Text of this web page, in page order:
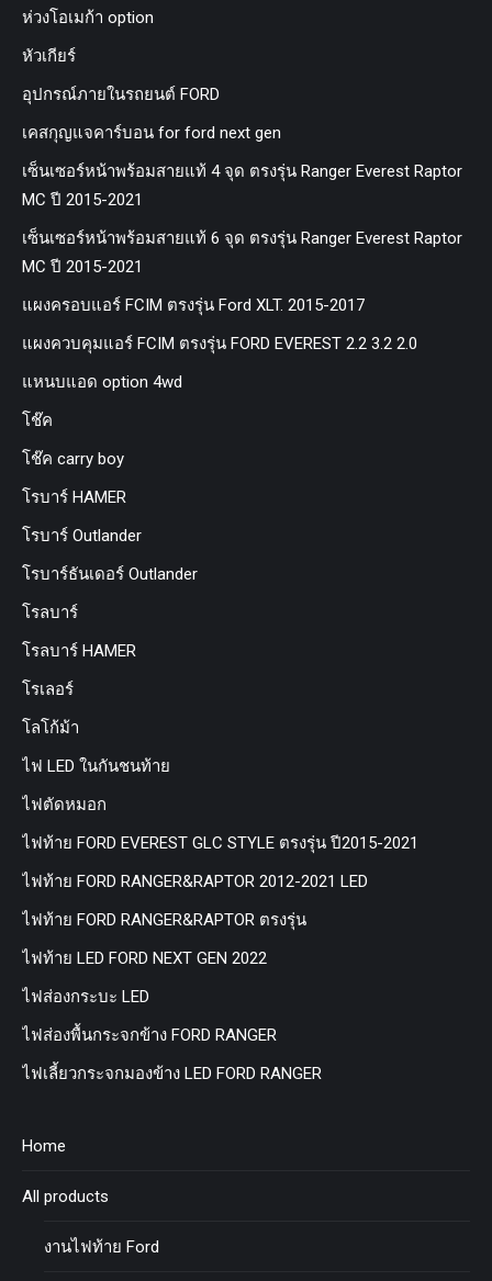
ห่วงโอเมก้า option
หัวเกียร์
อุปกรณ์ภายในรถยนต์ FORD
เคสกุญแจคาร์บอน for ford next gen
เซ็นเซอร์หน้าพร้อมสายแท้ 4 จุด ตรงรุ่น Ranger Everest Raptor
MC ปี 2015-2021
เซ็นเซอร์หน้าพร้อมสายแท้ 6 จุด ตรงรุ่น Ranger Everest Raptor
MC ปี 2015-2021
แผงครอบแอร์ FCIM ตรงรุ่น Ford XLT. 2015-2017
แผงควบคุมแอร์ FCIM ตรงรุ่น FORD EVEREST 2.2 3.2 2.0
แหนบแอด option 4wd
โช๊ค
โช๊ค carry boy
โรบาร์ HAMER
โรบาร์ Outlander
โรบาร์ธันเดอร์ Outlander
โรลบาร์
โรลบาร์ HAMER
โรเลอร์
โลโก้ม้า
ไฟ LED ในกันชนท้าย
ไฟตัดหมอก
ไฟท้าย FORD EVEREST GLC STYLE ตรงรุ่น ปี2015-2021
ไฟท้าย FORD RANGER&RAPTOR 2012-2021 LED
ไฟท้าย FORD RANGER&RAPTOR ตรงรุ่น
ไฟท้าย LED FORD NEXT GEN 2022
ไฟส่องกระบะ LED
ไฟส่องพื้นกระจกข้าง FORD RANGER
ไฟเลี้ยวกระจกมองข้าง LED FORD RANGER
Home
All products
งานไฟท้าย Ford